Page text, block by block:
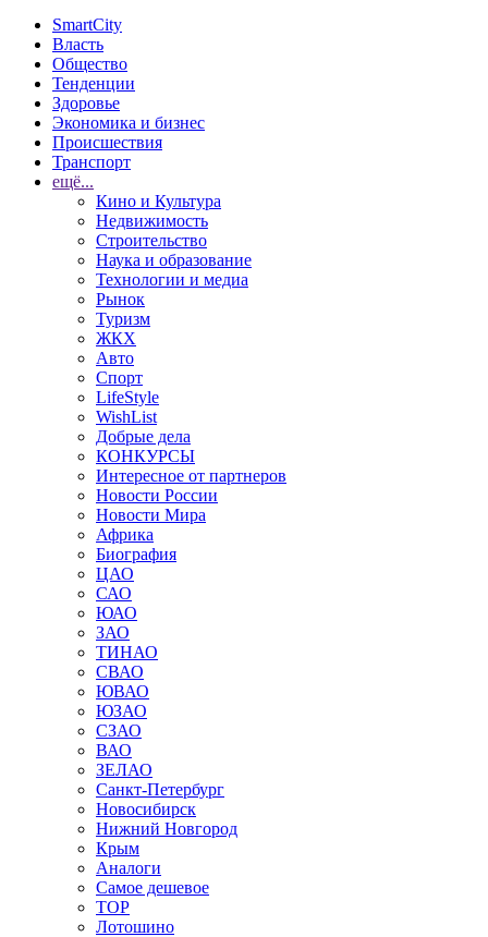
SmartCity
Власть
Общество
Тенденции
Здоровье
Экономика и бизнес
Происшествия
Транспорт
ещё...
Кино и Культура
Недвижимость
Строительство
Наука и образование
Технологии и медиа
Рынок
Туризм
ЖКХ
Авто
Спорт
LifeStyle
WishList
Добрые дела
КОНКУРСЫ
Интересное от партнеров
Новости России
Новости Мира
Африка
Биография
ЦАО
САО
ЮАО
ЗАО
ТИНАО
СВАО
ЮВАО
ЮЗАО
СЗАО
ВАО
ЗЕЛАО
Санкт-Петербург
Новосибирск
Нижний Новгород
Крым
Аналоги
Самое дешевое
TOP
Лотошино